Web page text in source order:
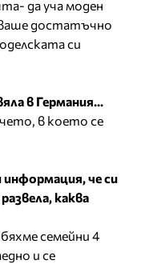
да уча моден
достатъчно
си
в Германия...
в което се
информация, че си
каква
семейни 4
и се